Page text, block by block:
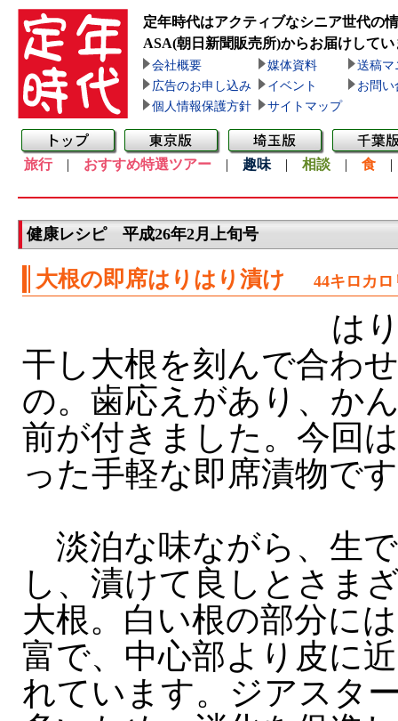
定年時代はアクティブなシニア世代の
ASA(朝日新聞販売所)からお届けしてい
会社概要 媒体資料
送稿マ
広告のお申し込み
イベント
お問い
個人情報保護方針
サイトマップ
旅行| おすすめ特選ツアー | 趣味 | 相談 | 食
健康レシピ 平成26年2月上旬号
大根の即席はりはり漬け 44キロカ
はり
干し大根を刻んで合わ
の。歯応えがあり、か
前が付きました。今回
った手軽な即席漬物で
淡泊な味ながら、生
し、漬けて良しとさま
大根。白い根の部分に
富で、中心部より皮に
れています。ジアスタ